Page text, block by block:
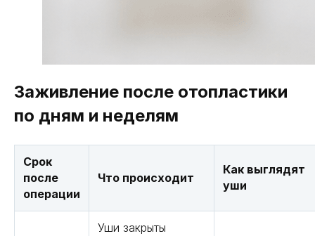
Заживление после отопластики
по дням и неделям
Срок
после
операции
Что происходит
Как выглядят
уши
Уши закрыты